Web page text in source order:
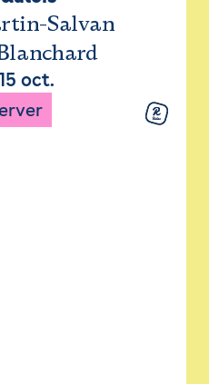
Salvan
15 oct.